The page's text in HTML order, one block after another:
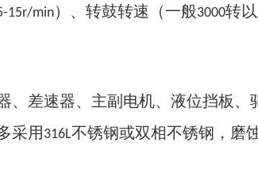
15r/min）、转鼓转速（一般3000转
、差速器、主副电机、液位挡板、
采用 316L不锈钢或双相不锈钢，磨